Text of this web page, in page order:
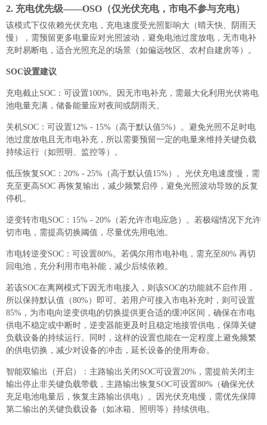
2. 充电优先级——OSO（仅光伏充电，市电不参与充电）
该模式下仅依赖光伏充电，充电速度受光照影响大（晴天快、阴雨天
慢），需预留更多电量应对光照波动，避免电池过度放电，无市电补
充时易断电，适合光照充足的场景（如偏远牧区、农村自建房等）。
SOC设置建议
充电截止SOC：可设置100%。因无市电补充，需最大化利用光伏将电
池电量充满，储备能量应对夜间或阴雨天。
关机SOC：可设置12% - 15%（高于默认值5%）。避免光照不足时电
池过度放电且无市电补充，所以需要预留一定的电量来维持关键负载
持续运行（如照明、监控等）。
低压恢复SOC：20% - 25%（高于默认值15%）。光伏充电速度慢，需
充至更高SOC 再恢复输出，减少频繁启停，避免光照波动导致的反复
停机。
逆变转市电SOC：15% - 20%（若允许市电应急）。若极端情况下允许
切市电，需提高切换阈值，尽量优先用电池。
市电转逆变SOC：可设置80%。若偶尔用市电补电，需充至80% 再切
回电池，充分利用市电补能，减少后续依赖。
若该SOC在离网模式下因无市电接入，则该SOC的功能就不启作用，
所以保持默认值（80%）即可。若用户可接入市电补充时，则可设置
85%，为市电向逆变供电的切换提供更合适的缓冲区间，确保在市电
供电不稳定或中断时，逆变器能更及时且稳定地接管供电，保障关键
负载设备的持续运行。同时，这样的设置也能在一定程度上避免频繁
的供电切换，减少对设备的冲击，延长设备的使用寿命。
智能双输出（开启）：主路输出关闭SOC可设置20%，需提前关闭主
输出停止非关键负载带载，主路输出恢复SOC可设置80%（确保光伏
充足电池电量后，恢复主路输出供电）。因光伏充电慢，需优先保障
第二输出的关键负载设备（如冰箱、照明等）持续供电。